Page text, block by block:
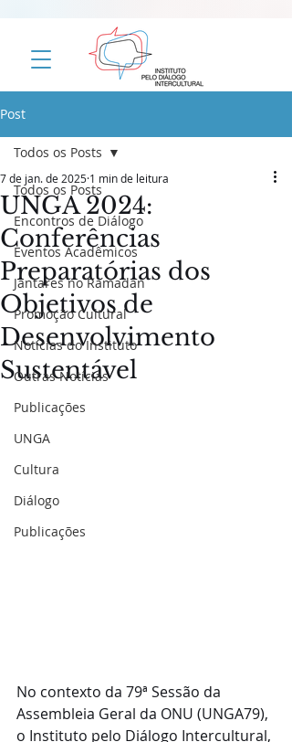
Post
Todos os Posts
Encontros de Diálogo
Eventos Acadêmicos
Jantares no Ramadan
Promoção Cultural
Notícias do Instituto
Outras Notícias
Publicações
UNGA
Cultura
Diálogo
Publicações
Todos os Posts
UNGA 2024:
Conferências
Preparatórias dos
Objetivos de
Desenvolvimento
Sustentável
7 de jan. de 2025 1 min de leitura
No contexto da 79ª Sessão da
Assembleia Geral da ONU (UNGA79),
o Instituto pelo Diálogo Intercultural,